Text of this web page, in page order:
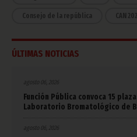
Consejo de la república CAN
ÚLTIMAS NOTICIAS
agosto 06, 2026
Función Pública convoca 15
Laboratorio Bromatológico de
agosto 06, 2026